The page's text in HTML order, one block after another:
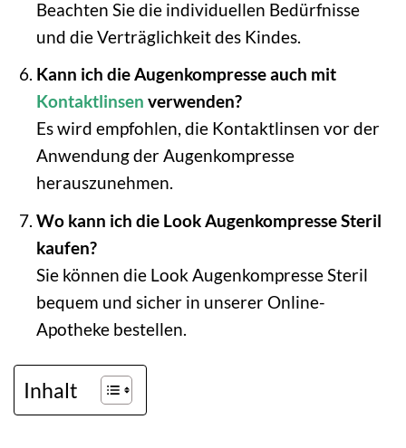
Beachten Sie die individuellen Bedürfnisse
und die Verträglichkeit des Kindes.
Kann ich die Augenkompresse auch mit
Kontaktlinsen verwenden?
Es wird empfohlen, die Kontaktlinsen vor der
Anwendung der Augenkompresse
herauszunehmen.
Wo kann ich die Look Augenkompresse Steril
kaufen?
Sie können die Look Augenkompresse Steril
bequem und sicher in unserer Online-
Apotheke bestellen.
Inhalt